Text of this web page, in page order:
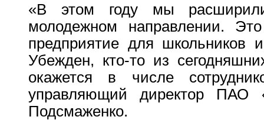
«В этом году мы
молодежном направлении.
предприятие для школьников
Убежден, кто-то из
окажется в числе
управляющий директор ПАО
Подсмаженко.